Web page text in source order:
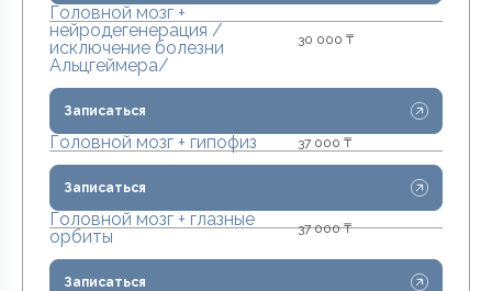
Головной мозг +
нейродегенерация /
исключение болезни
Альцгеймера/
30 000 ₸
Записаться
Головной мозг + гипофиз 37 000 ₸
Записаться
Головной мозг + глазные
орбиты
37 000 ₸
Записаться